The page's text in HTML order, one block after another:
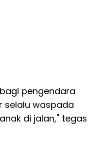
pengendara
selalu waspada
di jalan," tegas